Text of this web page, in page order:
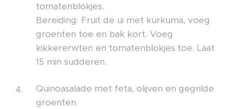
tomatenblokjes.
Bereiding: Fruit de ui met kurkuma, voeg
groenten toe en bak kort. Voeg
kikkererwten en tomatenblokjes toe. Laat
15 min sudderen.
Quinoasalade met feta, olijven en gegrilde
groenten